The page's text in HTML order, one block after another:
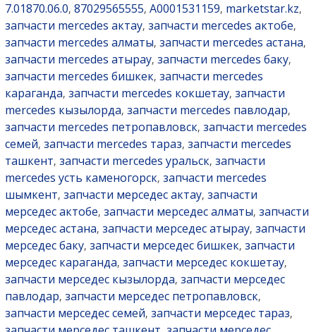
7.01870.06.0, 87029565555, A0001531159, marketstar.kz,
запчасти mercedes актау, запчасти mercedes актобе,
запчасти mercedes алматы, запчасти mercedes астана,
запчасти mercedes атырау, запчасти mercedes баку,
запчасти mercedes бишкек, запчасти mercedes
караганда, запчасти mercedes кокшетау, запчасти
mercedes кызылорда, запчасти mercedes павлодар,
запчасти mercedes петропавловск, запчасти mercedes
семей, запчасти mercedes тараз, запчасти mercedes
ташкент, запчасти mercedes уральск, запчасти
mercedes усть каменогорск, запчасти mercedes
шымкент, запчасти мерседес актау, запчасти
мерседес актобе, запчасти мерседес алматы, запчасти
мерседес астана, запчасти мерседес атырау, запчасти
мерседес баку, запчасти мерседес бишкек, запчасти
мерседес караганда, запчасти мерседес кокшетау,
запчасти мерседес кызылорда, запчасти мерседес
павлодар, запчасти мерседес петропавловск,
запчасти мерседес семей, запчасти мерседес тараз,